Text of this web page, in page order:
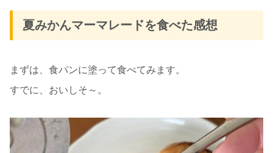
夏みかんマーマレードを食べた感想
まずは、食パンに塗って食べてみます。
すでに、おいしそ～。